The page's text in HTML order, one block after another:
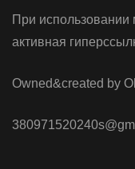
При использовании
активная
Owned&created by